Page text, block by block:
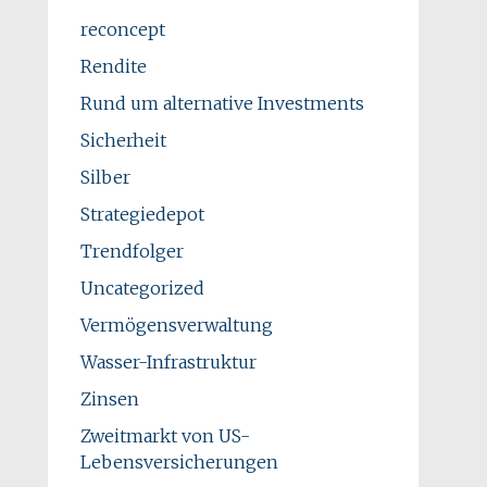
reconcept
Rendite
Rund um alternative Investments
Sicherheit
Silber
Strategiedepot
Trendfolger
Uncategorized
Vermögensverwaltung
Wasser-Infrastruktur
Zinsen
Zweitmarkt von US-
Lebensversicherungen